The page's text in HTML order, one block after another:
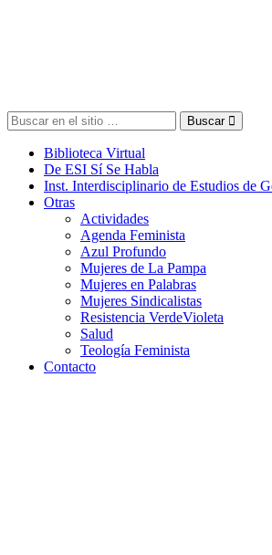
Buscar
Biblioteca Virtual
De ESI Sí Se Habla
Inst. Interdisciplinario de Estudios de
Otras
Actividades
Agenda Feminista
Azul Profundo
Mujeres de La Pampa
Mujeres en Palabras
Mujeres Sindicalistas
Resistencia VerdeVioleta
Salud
Teología Feminista
Contacto